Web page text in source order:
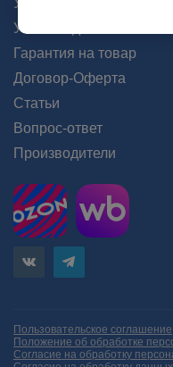
Условия оплаты
Условия доставки
Гарантия на товар
Договор-Оферта
Статьи
Вопрос-ответ
Производители
Пользовательское соглашение
Положение об обработке
Согласие на обработку